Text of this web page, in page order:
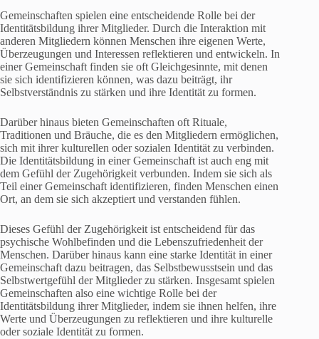
Gemeinschaften spielen eine entscheidende Rolle bei der
Identitätsbildung ihrer Mitglieder. Durch die Interaktion mit
anderen Mitgliedern können Menschen ihre eigenen Werte,
Überzeugungen und Interessen reflektieren und entwickeln. In
einer Gemeinschaft finden sie oft Gleichgesinnte, mit denen
sie sich identifizieren können, was dazu beiträgt, ihr
Selbstverständnis zu stärken und ihre Identität zu formen.
Darüber hinaus bieten Gemeinschaften oft Rituale,
Traditionen und Bräuche, die es den Mitgliedern ermöglichen,
sich mit ihrer kulturellen oder sozialen Identität zu verbinden.
Die Identitätsbildung in einer Gemeinschaft ist auch eng mit
dem Gefühl der Zugehörigkeit verbunden. Indem sie sich als
Teil einer Gemeinschaft identifizieren, finden Menschen einen
Ort, an dem sie sich akzeptiert und verstanden fühlen.
Dieses Gefühl der Zugehörigkeit ist entscheidend für das
psychische Wohlbefinden und die Lebenszufriedenheit der
Menschen. Darüber hinaus kann eine starke Identität in einer
Gemeinschaft dazu beitragen, das Selbstbewusstsein und das
Selbstwertgefühl der Mitglieder zu stärken. Insgesamt spielen
Gemeinschaften also eine wichtige Rolle bei der
Identitätsbildung ihrer Mitglieder, indem sie ihnen helfen, ihre
Werte und Überzeugungen zu reflektieren und ihre kulturelle
oder soziale Identität zu formen.